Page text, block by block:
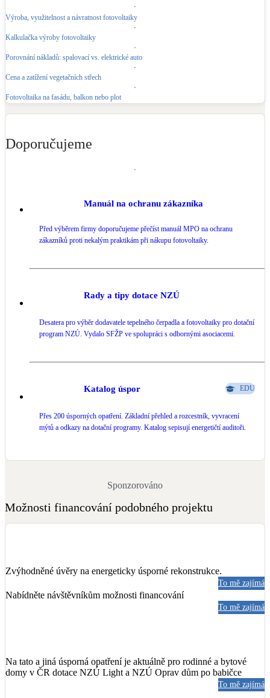
Výroba, využitelnost a návratnost fotovoltaiky
Kalkulačka výroby fotovoltaiky
Porovnání nákladů: spalovací vs. elektrické auto
Cena a zatížení vegetačních střech
Fotovoltaika na fasádu, balkon nebo plot
Doporučujeme
Manuál na ochranu zákazníka
Před výběrem firmy doporučujeme přečíst manuál MPO na ochranu
zákazníků proti nekalým praktikám při nákupu fotovoltaiky.
Rady a tipy dotace NZÚ
Desatera pro výběr dodavatele tepelného čerpadla a fotovoltaiky pro dotační
program NZÚ. Vydalo SFŽP ve spolupráci s odbornými asociacemi.
Katalog úspor EDU
Přes 200 úsporných opatření. Základní přehled a rozcestník, vyvracení
mýtů a odkazy na dotační programy. Katalog sepisují energetičtí auditoři.
Možnosti financování podobného projektu
Sponzorováno
Zvýhodněné úvěry na energeticky úsporné rekonstrukce.
To mě zajímá
Nabídněte návštěvníkům možnosti financování
To mě zajímá
Na tato a jiná úsporná opatření je aktuálně pro rodinné a bytové
domy v ČR dotace NZÚ Light a NZÚ Oprav dům po babičce
To mě zajímá